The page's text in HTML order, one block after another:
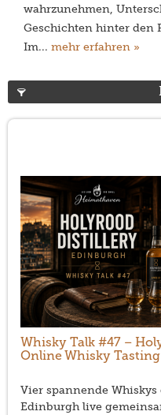
wahrzunehmen,
Geschichten hinter den
Im... mehr erfahren »
Whisky Talk #47 –
Online Whisky Tasting
Vier spannende
Edinburgh live